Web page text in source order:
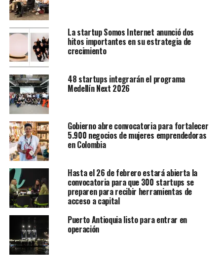
La startup Somos Internet anunció dos
hitos importantes en su estrategia de
crecimiento
48 startups integrarán el programa
Medellín Next 2026
Gobierno abre convocatoria para fortalecer
5.900 negocios de mujeres emprendedoras
en Colombia
Hasta el 26 de febrero estará abierta la
convocatoria para que 300 startups se
preparen para recibir herramientas de
acceso a capital
Puerto Antioquia listo para entrar en
operación